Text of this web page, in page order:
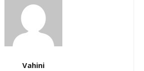
Vahini